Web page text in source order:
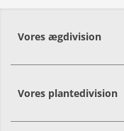
Vores ægdivision
Vores plantedivision